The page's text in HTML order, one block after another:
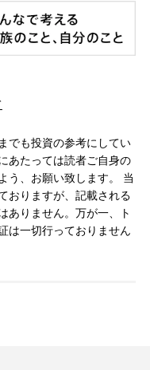
でも投資の参考にしてい
あたっては読者ご自身の
う、お願い致します。 当
おりますが、記載される
ありません。万が一、ト
は一切行っておりません